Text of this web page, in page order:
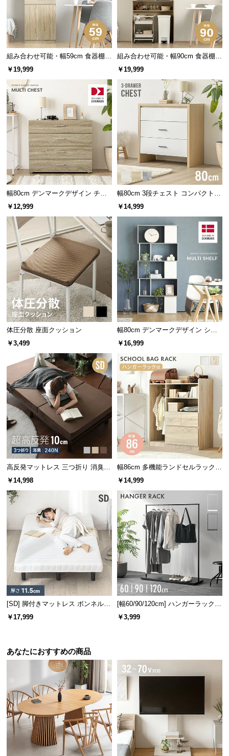
て
お
客
様
サ
ポ
ー
ト
お
ら
せ
ブ
グ
企
業
情
報
o.,
組み合わせ可能・幅59cm 食器棚
スリム キッチンボード 木目調 レ
￥19,999
組み合わせ可能・幅90cm 食器棚
ワイド キッチンボード 木目調 レ
￥19,999
幅80cm デンマークデザイン チェ
スト
￥12,999
幅80cm 3段チェスト コンパクトで
もたっぷり収納 木目調/モルタル調
￥14,999
体圧分散 座面クッション
￥3,499
幅80cm デンマークデザイン シェ
ルフ
￥16,999
高反発マットレス 三つ折り 消臭
高密度ハード 厚さ10cm SD
￥14,998
幅86cm 多機能ランドセルラック
ハンガーラック付き
￥14,999
[SD] 脚付きマットレス ボンネルコ
イル
￥17,999
[幅60/90/120cm] ハンガーラック
スチール 4段階高さ調節 サイドフ
￥3,999
あなたにおすすめの商品